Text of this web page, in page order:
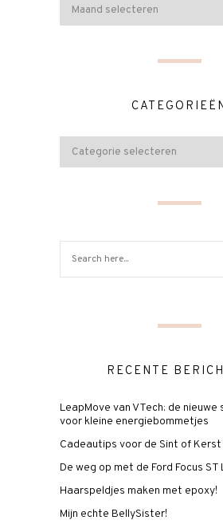
RECENTE
LeapMove van VTech: de
voor kleine energiebommetjes
Cadeautips voor de Sint of Kerst
De weg op met de Ford Focus ST
Haarspeldjes maken met epoxy!
Mijn echte BellySister!